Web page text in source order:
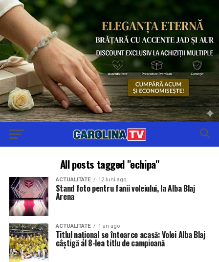
All posts tagged "echipa"
ACTUALITATE 12 luni ago
Stand foto pentru fanii voleiului, la Alba Blaj
Arena
ACTUALITATE 1 an ago
Titlul național se întoarce acasă: Volei Alba Blaj
câștigă al 8-lea titlu de campioană